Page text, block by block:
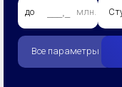
до млн.
Все параметры